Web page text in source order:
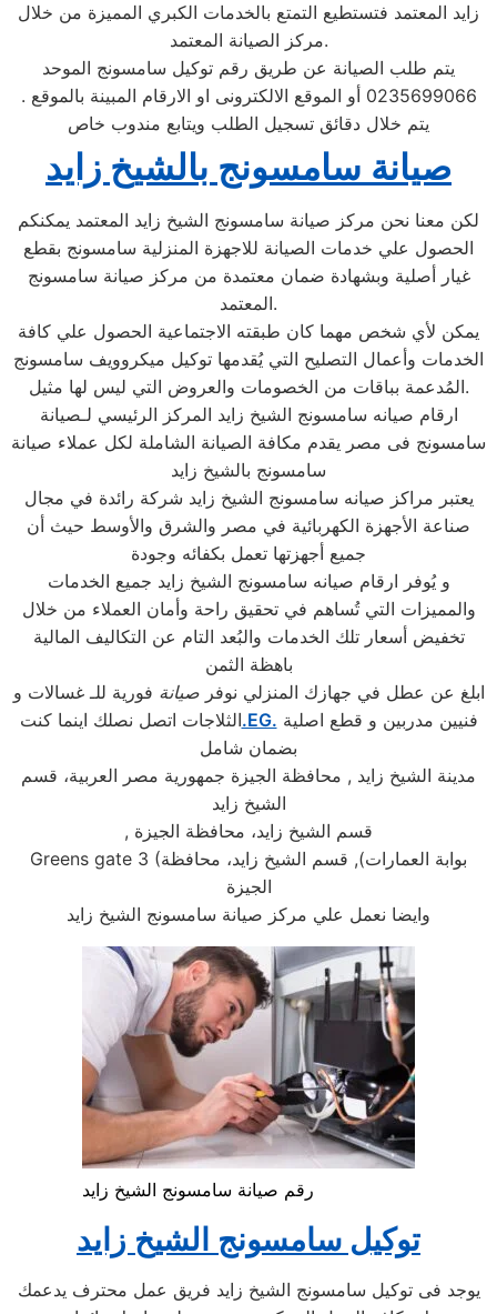
زايد المعتمد فتستطيع التمتع بالخدمات الكبري المميزة من خلال
مركز الصيانة المعتمد.
يتم طلب الصيانة عن طريق رقم توكيل سامسونج الموحد
0235699066 أو الموقع الالكترونى او الارقام المبينة بالموقع .
يتم خلال دقائق تسجيل الطلب ويتابع مندوب خاص
صيانة سامسونج بالشيخ زايد
لكن معنا نحن مركز صيانة سامسونج الشيخ زايد المعتمد يمكنكم
الحصول علي خدمات الصيانة للاجهزة المنزلية سامسونج بقطع
غيار أصلية وبشهادة ضمان معتمدة من مركز صيانة سامسونج
المعتمد.
يمكن لأي شخص مهما كان طبقته الاجتماعية الحصول علي كافة
الخدمات وأعمال التصليح التي يُقدمها توكيل ميكروويف سامسونج
المُدعمة بباقات من الخصومات والعروض التي ليس لها مثيل.
ارقام صيانه سامسونج الشيخ زايد المركز الرئيسي لـصيانة
سامسونج فى مصر يقدم مكافة الصيانة الشاملة لكل عملاء صيانة
سامسونج بالشيخ زايد
يعتبر مراكز صيانه سامسونج الشيخ زايد شركة رائدة في مجال
صناعة الأجهزة الكهربائية في مصر والشرق والأوسط حيث أن
جميع أجهزتها تعمل بكفائه وجودة
و يُوفر ارقام صيانه سامسونج الشيخ زايد جميع الخدمات
والمميزات التي تُساهم في تحقيق راحة وأمان العملاء من خلال
تخفيض أسعار تلك الخدمات والبُعد التام عن التكاليف المالية
باهظة الثمن
ابلغ عن عطل في جهازك المنزلي نوفرصيانة فورية للـ غسالات و
الثلاجات اتصل نصلك اينما كنت.EG.
بضمان شامل
مدينة الشيخ زايد , محافظة الجيزة جمهورية مصر العربية، قسم
الشيخ زايد
, قسم الشيخ زايد، محافظة الجيزة
Greens gate 3 (بوابة العمارات), قسم الشيخ زايد، محافظة
الجيزة
وايضا نعمل علي مركز صيانة سامسونج الشيخ زايد
رقم صيانة سامسونج الشيخ زايد
توكيل سامسونج الشيخ زايد
يوجد فى توكيل سامسونج الشيخ زايد فريق عمل محترف يدعمك